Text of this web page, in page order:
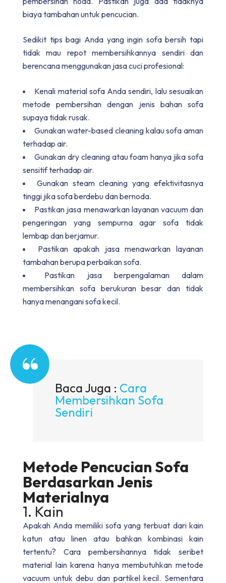
biaya tambahan untuk pencucian.
Sedikit tips bagi Anda yang ingin sofa bersih tapi
tidak mau repot membersihkannya sendiri dan
berencana menggunakan jasa cuci profesional:
Kenali material sofa Anda sendiri, lalu sesuaikan
metode pembersihan dengan jenis bahan sofa
supaya tidak rusak.
Gunakan water-based cleaning kalau sofa aman
terhadap air.
Gunakan dry cleaning atau foam hanya jika sofa
sensitif terhadap air.
Gunakan steam cleaning yang efektivitasnya
tinggi jika sofa berdebu dan bernoda.
Pastikan jasa menawarkan layanan vacuum dan
pengeringan yang sempurna agar sofa tidak
lembap dan berjamur.
Pastikan apakah jasa menawarkan layanan
tambahan berupa perbaikan sofa.
Pastikan jasa berpengalaman dalam
membersihkan sofa berukuran besar dan tidak
hanya menangani sofa kecil.
Baca Juga : Cara
Membersihkan Sofa
Sendiri
Metode Pencucian Sofa
Berdasarkan Jenis
Materialnya
1. Kain
Apakah Anda memiliki sofa yang terbuat dari kain
katun atau linen atau bahkan kombinasi kain
tertentu? Cara pembersihannya tidak seribet
material lain karena hanya membutuhkan metode
vacuum untuk debu dan partikel kecil. Sementara